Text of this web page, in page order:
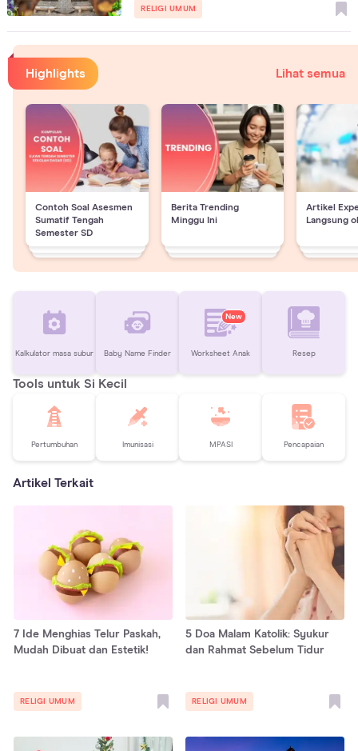
RELIGI UMUM
Highlights Lihat semua
Contoh Soal Asesmen
Sumatif Tengah
Semester SD
Berita Trending
Minggu Ini
Artikel
Langsung
Kalkulator masa subur Baby Name Finder
New
Worksheet Anak Resep
Tools untuk Si Kecil
Pertumbuhan Imunisasi MPASI Pencapaian
Artikel Terkait
7 Ide Menghias Telur Paskah,
Mudah Dibuat dan Estetik!
RELIGI UMUM
5 Doa Malam Katolik: Syukur
dan Rahmat Sebelum Tidur
RELIGI UMUM